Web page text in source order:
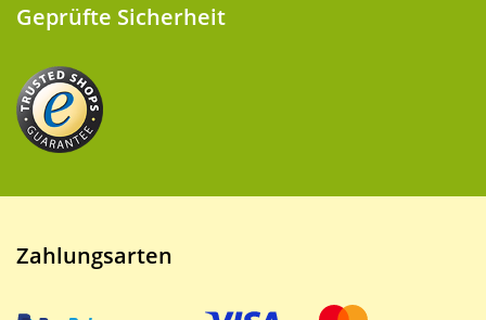
Geprüfte Sicherheit
Zahlungsarten